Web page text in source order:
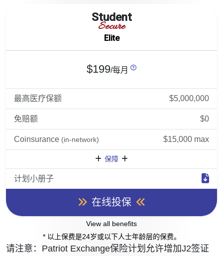
Student
Secure
Elite
$199/每月
最高医疗保额 $5,000,000
免赔额 $0
Coinsurance (in-network) $15,000 max
保障
计划小册子
在线投保
View all benefits
* 以上保费是24岁或以下人士年龄层的保费。
请注意：Patriot Exchange保险计划允许增加J2签证